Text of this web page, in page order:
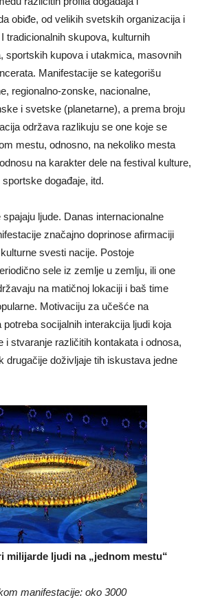
obiđe, od velikih svetskih organizacija i
tradicionalnih skupova, kulturnih
sportskih kupova i utakmica, masovnih
Manifestacije se kategorišu
regionalno-zonske, nacionalne,
i svetske (planetarne), a prema broju
održava razlikuju se one koje se
mestu, odnosno, na nekoliko mesta
na karakter dele na festival kulture,
događaje, itd.
ljude. Danas internacionalne
značajno doprinose afirmaciji
svesti nacije. Postoje
sele iz zemlje u zemlju, ili one
na matičnoj lokaciji i baš time
Motivaciju za učešće na
socijalnih interakcija ljudi koja
i stvaranje različitih kontakata i odnosa,
drugačije doživljaje tih iskustava jedne
milijarde ljudi na „jednom mestu“
manifestacije: oko 3000